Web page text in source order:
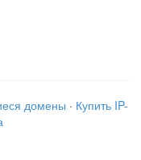
домены · Купить IP-